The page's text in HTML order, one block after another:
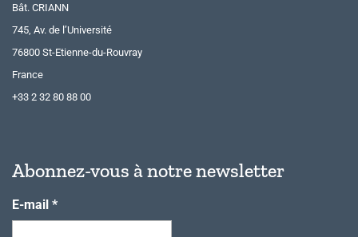
Bât. CRIANN
745, Av. de l’Université
76800 St-Etienne-du-Rouvray
France
+33 2 32 80 88 00
Abonnez-vous à notre newsletter
E-mail *